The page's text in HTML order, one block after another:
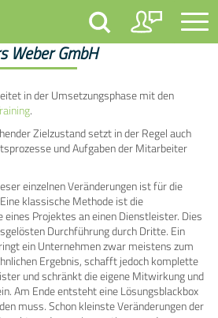
Weber GmbH
in der Umsetzungsphase mit den
.
Zielzustand setzt in der Regel auch
und Aufgaben der Mitarbeiter
einzelnen Veränderungen ist für die
klassische Methode ist die
eines Projektes an einen Dienstleister. Dies
Durchführung durch Dritte. Ein
ein Unternehmen zwar meistens zum
Ergebnis, schafft jedoch komplette
und schränkt die eigene Mitwirkung und
Am Ende entsteht eine Lösungsblackbox
muss. Schon kleinste Veränderungen der